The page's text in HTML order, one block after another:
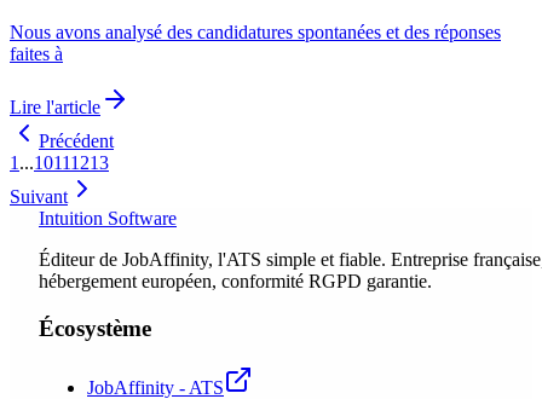
Nous avons analysé des candidatures spontanées et des réponses
faites à
Lire l'article
Précédent
1 ...10111213
Suivant
Intuition Software
Éditeur de JobAffinity, l'ATS simple et fiable. Entreprise
hébergement européen, conformité RGPD garantie.
Écosystème
JobAffinity - ATS